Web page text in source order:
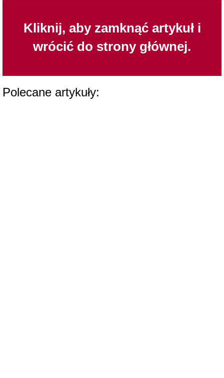
Kliknij, aby zamknąć artykuł i
wrócić do strony głównej.
Polecane artykuły: